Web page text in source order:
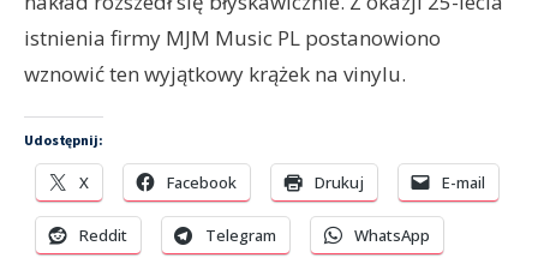
istnienia firmy MJM Music PL postanowiono
wznowić ten wyjątkowy krążek na vinylu.
Udostępnij:
X Facebook Drukuj E-mail
Reddit Telegram WhatsApp